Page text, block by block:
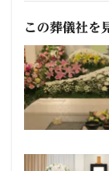
この葬儀社を